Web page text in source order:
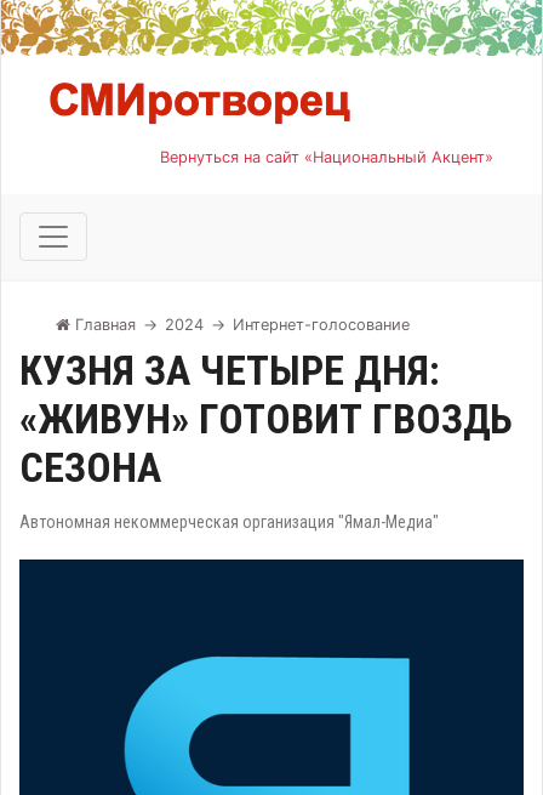
Вернуться на сайт «Национальный Акцент»
Главная → 2024 → Интернет-голосование
КУЗНЯ ЗА ЧЕТЫРЕ ДНЯ:
«ЖИВУН» ГОТОВИТ ГВОЗДЬ
СЕЗОНА
Автономная некоммерческая организация "Ямал-Медиа"